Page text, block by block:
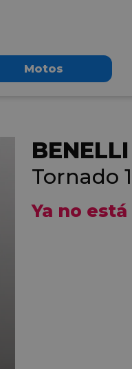
Motos
Tornado
Ya no